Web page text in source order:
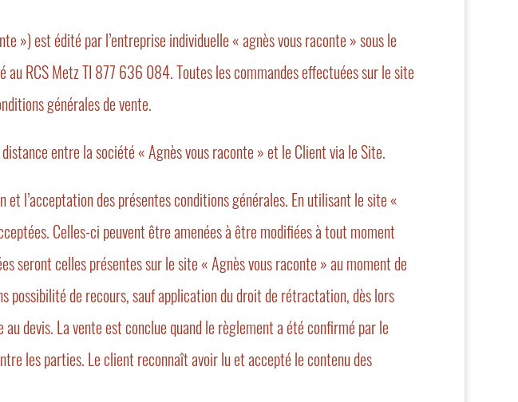
») est édité par l’entreprise individuelle « agnès vous raconte » sous le
RCS Metz TI 877 636 084. Toutes les commandes effectuées sur le site
générales de vente.
entre la société « Agnès vous raconte » et le Client via le Site.
l’acceptation des présentes conditions générales. En utilisant le site «
Celles-ci peuvent être amenées à être modifiées à tout moment
seront celles présentes sur le site « Agnès vous raconte » au moment de
possibilité de recours, sauf application du droit de rétractation, dès lors
devis. La vente est conclue quand le règlement a été confirmé par le
les parties. Le client reconnaît avoir lu et accepté le contenu des